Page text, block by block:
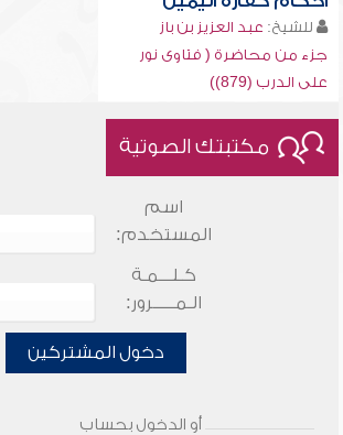
للشيخ: عبد العزيز بن باز
جزء من محاضرة ( فتاوى نور
على الدرب (879))
مكتبتك الصوتية
اسم
المستخدم:
كـلـــمـة
الـمـــــرور:
دخول المشتركين
أو الدخول بحساب